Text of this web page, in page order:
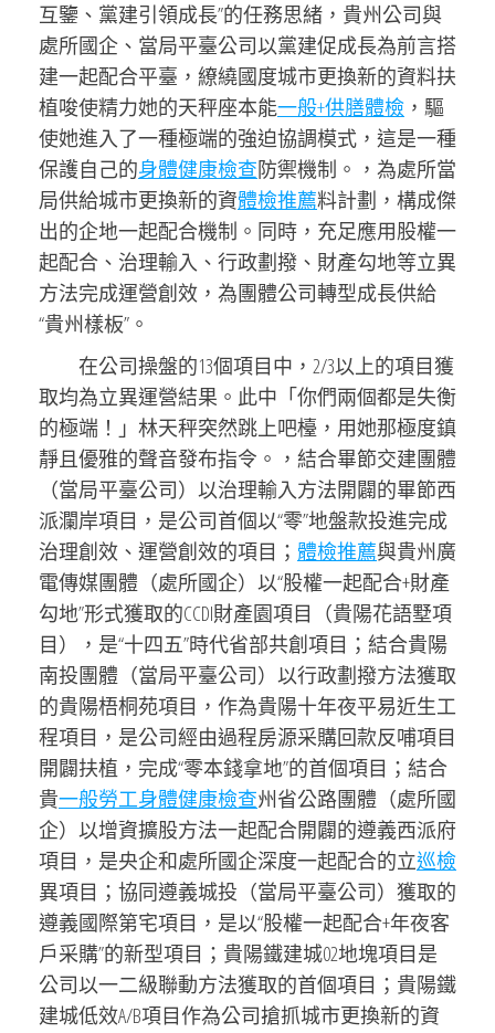
互鑒、黨建引領成長”的任務思緒，貴州公司與
處所國企、當局平臺公司以黨建促成長為前言搭
建一起配合平臺，繚繞國度城市更換新的資料扶
植唆使精力她的天秤座本能一般+供膳體檢 ，驅
使她進入了一種極端的強迫協調模式，這是一種
保護自己的身體健康檢查防禦機制。，為處所當
局供給城市更換新的資體檢推薦料計劃，構成傑
出的企地一起配合機制。同時，充足應用股權一
起配合、治理輸入、行政劃撥、財產勾地等立異
方法完成運營創效，為團體公司轉型成長供給
“貴州樣板”。
在公司操盤的13個項目中，2/3以上的項目獲
取均為立異運營結果。此中「你們兩個都是失衡
的極端！」林天秤突然跳上吧檯，用她那極度鎮
靜且優雅的聲音發布指令。，結合畢節交建團體
（當局平臺公司）以治理輸入方法開闢的畢節西
派瀾岸項目，是公司首個以“零”地盤款投進完成
治理創效、運營創效的項目； 體檢推薦與貴州廣
電傳媒團體（處所國企）以“股權一起配合+財產
勾地”形式獲取的CCDI財產園項目（貴陽花語墅項
目），是“十四五”時代省部共創項目；結合貴陽
南投團體（當局平臺公司）以行政劃撥方法獲取
的貴陽梧桐苑項目，作為貴陽十年夜平易近生工
程項目，是公司經由過程房源采購回款反哺項目
開闢扶植，完成“零本錢拿地”的首個項目；結合
貴一般勞工身體健康檢查州省公路團體（處所國
企）以增資擴股方法一起配合開闢的遵義西派府
項目，是央企和處所國企深度一起配合的立巡檢
異項目；協同遵義城投（當局平臺公司）獲取的
遵義國際第宅項目，是以“股權一起配合+年夜客
戶采購”的新型項目；貴陽鐵建城02地塊項目是
公司以一二級聯動方法獲取的首個項目；貴陽鐵
建城低效A/B項目作為公司搶抓城市更換新的資